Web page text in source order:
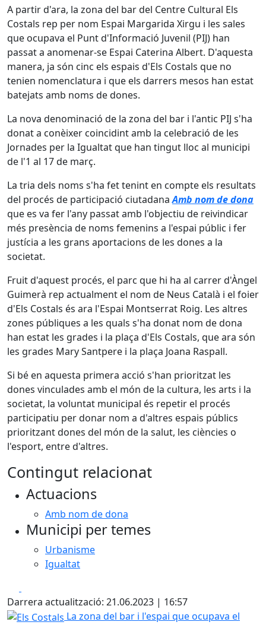
A partir d'ara, la zona del bar del Centre Cultural Els
Costals rep per nom Espai Margarida Xirgu i les sales
que ocupava el Punt d'Informació Juvenil (PIJ) han
passat a anomenar-se Espai Caterina Albert. D'aquesta
manera, ja són cinc els espais d'Els Costals que no
tenien nomenclatura i que els darrers mesos han estat
batejats amb noms de dones.
La nova denominació de la zona del bar i l'antic PIJ s'ha
donat a conèixer coincidint amb la celebració de les
Jornades per la Igualtat que han tingut lloc al municipi
de l'1 al 17 de març.
La tria dels noms s'ha fet tenint en compte els resultats
del procés de participació ciutadanaAmb nom de dona
que es va fer l'any passat amb l'objectiu de reivindicar
més presència de noms femenins a l'espai públic i fer
justícia a les grans aportacions de les dones a la
societat.
Fruit d'aquest procés, el parc que hi ha al carrer d'Àngel
Guimerà rep actualment el nom de Neus Català i el foier
d'Els Costals és ara l'Espai Montserrat Roig. Les altres
zones públiques a les quals s'ha donat nom de dona
han estat les grades i la plaça d'Els Costals, que ara són
les grades Mary Santpere i la plaça Joana Raspall.
Si bé en aquesta primera acció s'han prioritzat les
dones vinculades amb el món de la cultura, les arts i la
societat, la voluntat municipal és repetir el procés
participatiu per donar nom a d'altres espais públics
prioritzant dones del món de la salut, les ciències o
l'esport, entre d'altres.
Contingut relacionat
Actuacions
Amb nom de dona
Municipi per temes
Urbanisme
Igualtat
Darrera actualització: 21.06.2023 | 16:57
Els Costals
La zona del bar i l'espai que ocupava el